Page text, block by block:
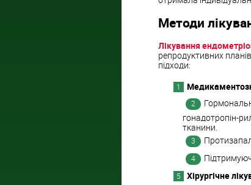
Методи
Лікування
репродуктивних
підходи:
гонадотропін-
тканини.
Хірургічне